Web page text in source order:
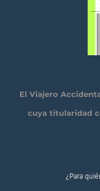
El Viajero
cuya titularidad
¿Para